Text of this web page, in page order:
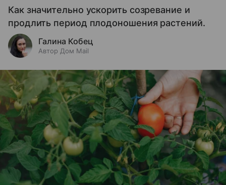
Как значительно ускорить созревание и
продлить период плодоношения растений.
Галина Кобец
Автор Дом Mail